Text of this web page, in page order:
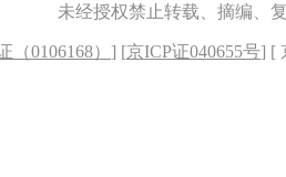
未经授权禁止转载、摘编、
0106168） ] [京ICP证040655号] [